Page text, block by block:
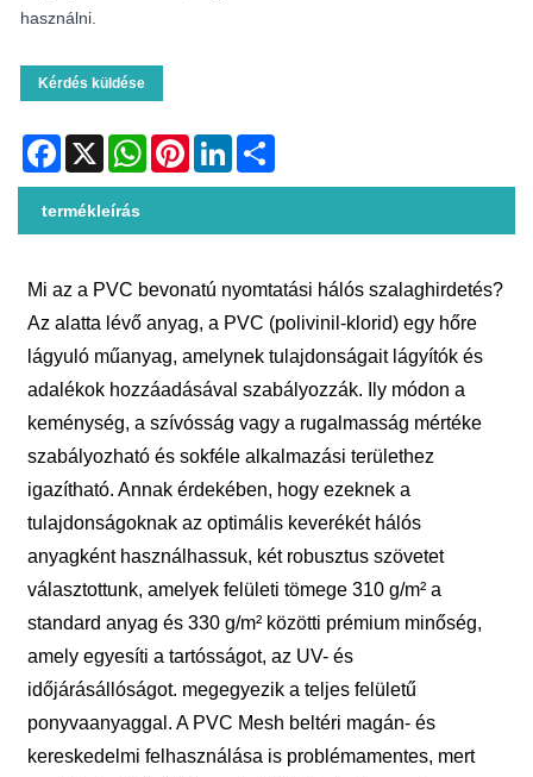
használni.
Kérdés küldése
Facebook
X WhatsAppPinterestLinkedIn
termékleírás
Mi az a PVC bevonatú nyomtatási hálós szalaghirdetés?
Az alatta lévő anyag, a PVC (polivinil-klorid) egy hőre
lágyuló műanyag, amelynek tulajdonságait lágyítók és
adalékok hozzáadásával szabályozzák. Ily módon a
keménység, a szívósság vagy a rugalmasság mértéke
szabályozható és sokféle alkalmazási területhez
igazítható. Annak érdekében, hogy ezeknek a
tulajdonságoknak az optimális keverékét hálós
anyagként használhassuk, két robusztus szövetet
választottunk, amelyek felületi tömege 310 g/m² a
standard anyag és 330 g/m² közötti prémium minőség,
amely egyesíti a tartósságot, az UV- és
időjárásállóságot. megegyezik a teljes felületű
ponyvaanyaggal. A PVC Mesh beltéri magán- és
kereskedelmi felhasználása is problémamentes, mert